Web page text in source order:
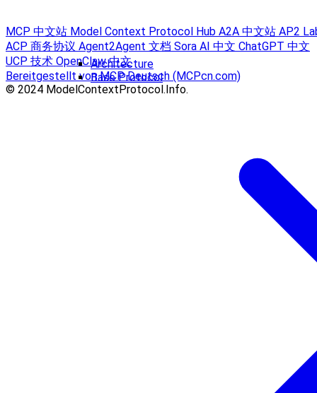
Architecture
Base Protocol
MCP 中文站 Model Context Protocol Hub A2A 中文站 AP2
ACP 商务协议 Agent2Agent 文档 Sora AI 中文 ChatGPT 中文
UCP 技术 OpenClaw 中文
Bereitgestellt von MCP Deutsch (MCPcn.com)
© 2024 ModelContextProtocol.Info.